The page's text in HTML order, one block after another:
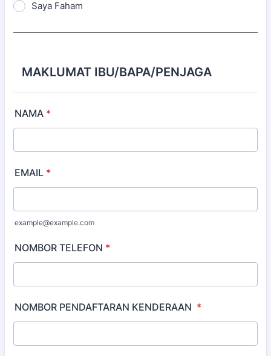
Saya Faham
MAKLUMAT IBU/BAPA/PENJAGA
NAMA *
EMAIL *
example@example.com
NOMBOR TELEFON *
NOMBOR PENDAFTARAN KENDERAAN *